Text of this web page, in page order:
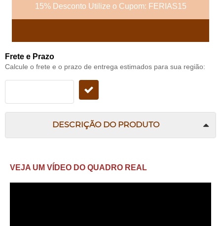
15% Desconto Utilize o Cupom: FERIAS15
Frete e Prazo
Calcule o frete e o prazo de entrega estimados para sua região:
DESCRIÇÃO DO PRODUTO
VEJA UM VÍDEO DO QUADRO REAL